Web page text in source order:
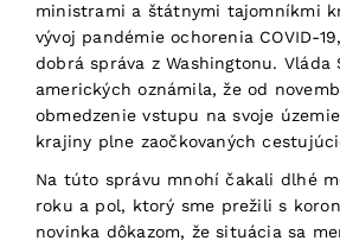
ministrami a štátnymi tajomníkmi
vývoj pandémie ochorenia COVID-
dobrá správa z Washingtonu. Vláda
amerických oznámila, že od
obmedzenie vstupu na svoje
krajiny plne zaočkovaných
Na túto správu mnohí čakali dlhé
roku a pol, ktorý sme prežili s
novinka dôkazom, že situácia sa